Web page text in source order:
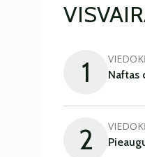
1
Naftas
2